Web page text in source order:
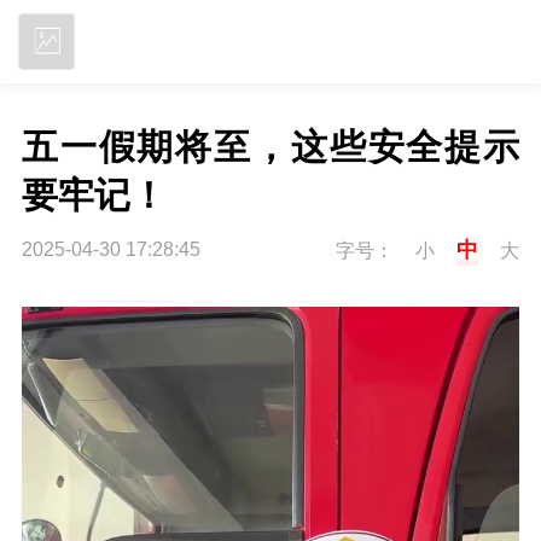
五一假期将至，这些安全提示
要牢记！
2025-04-30 17:28:45 字号： 小 中 大